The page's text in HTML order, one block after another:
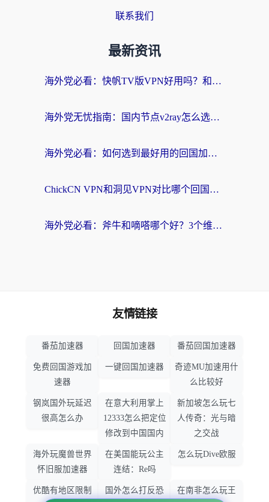
联系我们
最新资讯
海外党必看：快帆TV版VPN好用吗？和快游VPN对比哪个回国效果更好？附实用避坑指南
海外党无忧指南：国内节点v2ray怎么选？一键回国VPN+多场景实测帮你避坑
海外党必看：如何选到最好用的回国加速器？从节点到售后的全维度指南
ChickCN VPN和洞见VPN对比哪个回国效果更好？海外党亲测3款加速器+避坑指南
海外党必看：斧牛和嘀嗒哪个好？3个维度教你选对回国加速器
友情链接
番茄加速器 回国加速器 番茄回国加速器
免费回国游戏加
速器
一键回国加速器
奇迹MU加速用什
么比较好
钢岚国外玩延迟
很高怎么办
在意大利用掌上
12333怎么把定位
修改到中国国内
新加坡怎么玩七
人传奇：光与暗
之交战
海外玩魔兽世界
怀旧服加速器
在美国能玩公主
连结：Re吗
怎么玩Dive欧服
优酷有地区限制
国外怎么打反恐
在南非怎么玩王